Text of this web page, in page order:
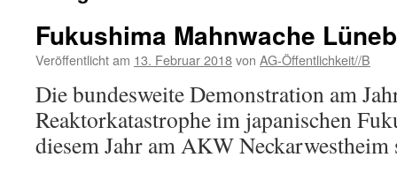
Fukushima Mahnwache
Veröffentlicht am 13. Februar 2018von AG-Öffentlichkeit//B
Die bundesweite Demonstration am
Reaktorkatastrophe im japanischen
diesem Jahr am AKW